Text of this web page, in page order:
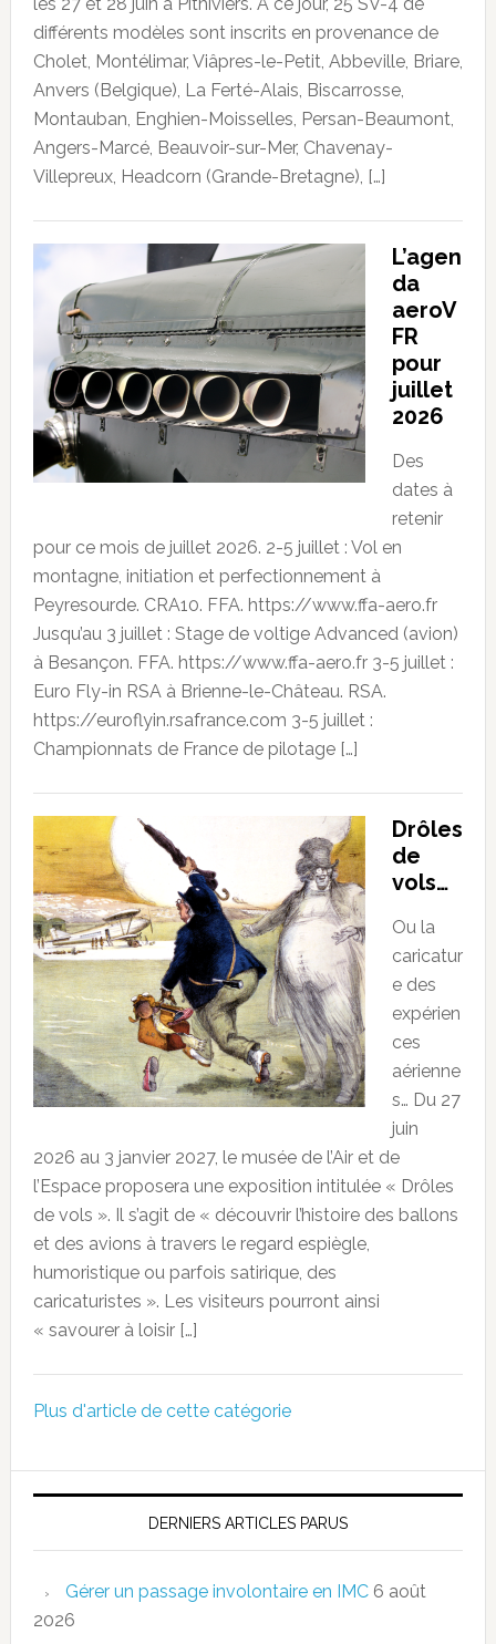
différents modèles sont inscrits en provenance de
Cholet, Montélimar, Viâpres-le-Petit, Abbeville, Briare,
Anvers (Belgique), La Ferté-Alais, Biscarrosse,
Montauban, Enghien-Moisselles, Persan-Beaumont,
Angers-Marcé, Beauvoir-sur-Mer, Chavenay-
Villepreux, Headcorn (Grande-Bretagne), […]
L’agen
da
aeroV
FR
pour
juillet
2026
Des
dates à
retenir
pour ce mois de juillet 2026. 2-5 juillet : Vol en
montagne, initiation et perfectionnement à
Peyresourde. CRA10. FFA. https://www.ffa-aero.fr
Jusqu’au 3 juillet : Stage de voltige Advanced (avion)
à Besançon. FFA. https://www.ffa-aero.fr 3-5 juillet :
Euro Fly-in RSA à Brienne-le-Château. RSA.
https://euroflyin.rsafrance.com 3-5 juillet :
Championnats de France de pilotage […]
Drôles
de
vols…
Ou la
caricatur
e des
expérien
ces
aérienne
s… Du 27
juin
2026 au 3 janvier 2027, le musée de l’Air et de
l’Espace proposera une exposition intitulée « Drôles
de vols ». Il s’agit de « découvrir l’histoire des ballons
et des avions à travers le regard espiègle,
humoristique ou parfois satirique, des
caricaturistes ». Les visiteurs pourront ainsi
« savourer à loisir […]
Plus d'article de cette catégorie
DERNIERS ARTICLES PARUS
Gérer un passage involontaire en IMC 6 août
2026